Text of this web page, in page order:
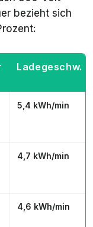
bezieht sich
Ladegeschw.
5,4 kWh/min
4,7 kWh/min
4,6 kWh/min